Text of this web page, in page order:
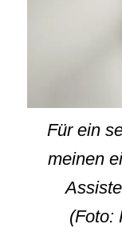
Für ein
meinen
(Foto: